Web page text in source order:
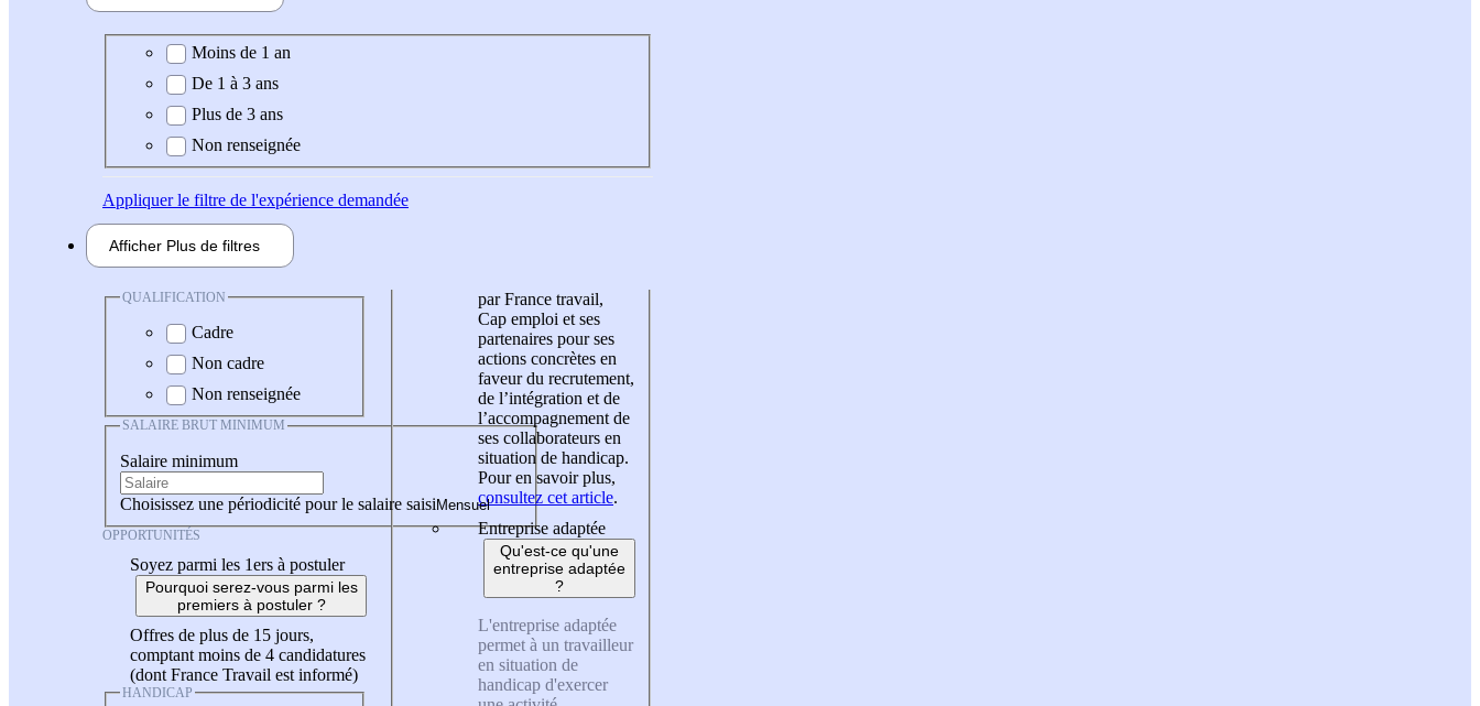
Expérience demandée
Moins de 1 an
De 1 à 3 ans
Plus de 3 ans
Non renseignée
Appliquerle filtre de l'expérience demandée
Afficher Plus de filtres
QUALIFICATION
Cadre
Non cadre
Non renseignée
SALAIRE BRUT MINIMUM
Salaire minimum
Choisissez une périodicité pour le salaire saisi
OPPORTUNITÉS
Soyez parmi les 1ers à postuler
Pourquoi serez-vous parmi les
premiers à postuler ?
Offres de plus de 15 jours,
comptant moins de 4 candidatures
(dont France Travail est informé)
HANDICAP
par France travail,
Cap emploi et ses
partenaires pour ses
actions concrètes en
faveur du recrutement,
de l’intégration et de
l’accompagnement de
ses collaborateurs en
situation de handicap.
Pour en savoir plus,
consultez cet article.
Entreprise adaptée
Qu'est-ce qu'une
entreprise adaptée
?
L'entreprise adaptée
permet à un travailleur
en situation de
handicap d'exercer